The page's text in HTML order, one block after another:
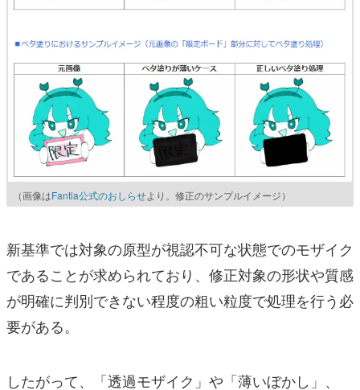
（画像はFantia公式のおしらせより。修正のサンプルイメージ）
新基準では対象の原型が視認不可な状態でのモザイク
であることが求められており、修正対象の形状や質感
が明確に判別できない程度の粗い粒度で処理を行う必
要がある。
したがって、「透過モザイク」や「薄いぼかし」、